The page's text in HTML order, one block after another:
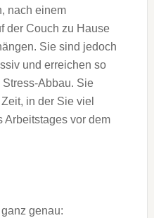
nach einem
der Couch zu Hause
Sie sind jedoch
und erreichen so
Abbau. Sie
in der Sie viel
Arbeitstages vor dem
genau: